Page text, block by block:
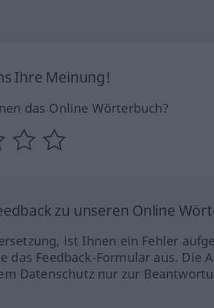
Ihre Meinung!
das Online Wörterbuch?
zu unseren Online
ist Ihnen ein Fehler
das Feedback-Formular aus.
Datenschutz nur zur